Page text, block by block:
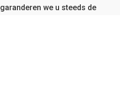
we u steeds de